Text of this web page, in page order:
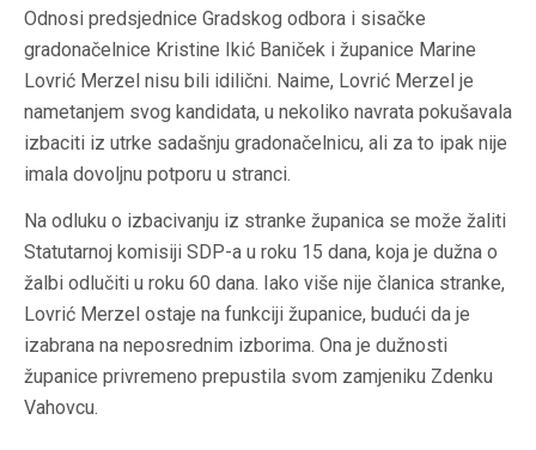
Odnosi predsjednice Gradskog odbora i sisačke
gradonačelnice Kristine Ikić Baniček i županice Marine
Lovrić Merzel nisu bili idilični. Naime, Lovrić Merzel je
nametanjem svog kandidata, u nekoliko navrata pokušavala
izbaciti iz utrke sadašnju gradonačelnicu, ali za to ipak nije
imala dovoljnu potporu u stranci.
Na odluku o izbacivanju iz stranke županica se može žaliti
Statutarnoj komisiji SDP-a u roku 15 dana, koja je dužna o
žalbi odlučiti u roku 60 dana. Iako više nije članica stranke,
Lovrić Merzel ostaje na funkciji županice, budući da je
izabrana na neposrednim izborima. Ona je dužnosti
županice privremeno prepustila svom zamjeniku Zdenku
Vahovcu.